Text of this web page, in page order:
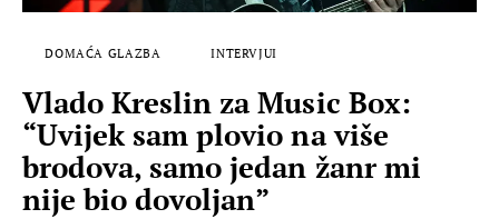
DOMAĆA GLAZBA INTERVJUI
Vlado Kreslin za Music Box:
“Uvijek sam plovio na više
brodova, samo jedan žanr mi
nije bio dovoljan”